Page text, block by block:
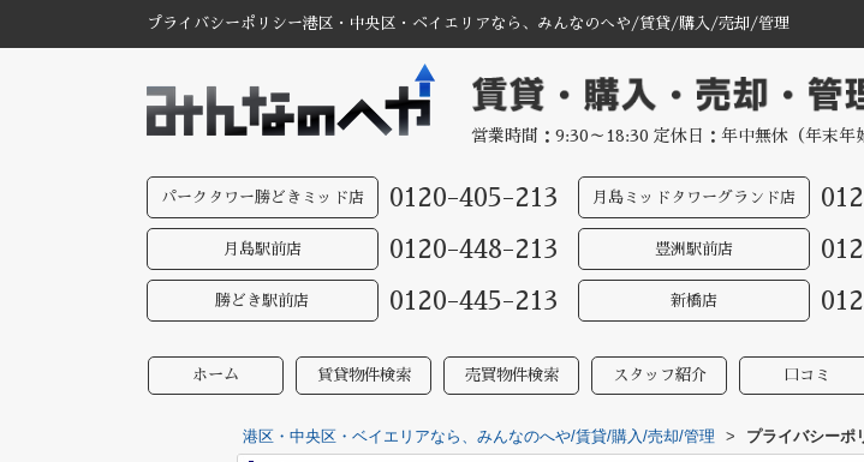
プライバシーポリシー港区・中央区・ベイエリアなら、みんなのへや/賃貸/購入/売却/管理
営業時間：9:30～18:30 定休日：年中無休（年末年
パークタワー勝どきミッド店 0120-405-213 月島ミッドタワーグランド店
月島駅前店 0120-448-213 豊洲駅前店
勝どき駅前店 0120-445-213 新橋店
ホーム 賃貸物件検索 売買物件検索 スタッフ紹介 口コミ
港区・中央区・ベイエリアなら、みんなのへや/賃貸/購入/売却/管理 > プライバシーポ